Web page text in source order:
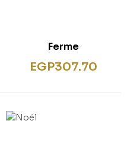
Ferme
EGP307.70